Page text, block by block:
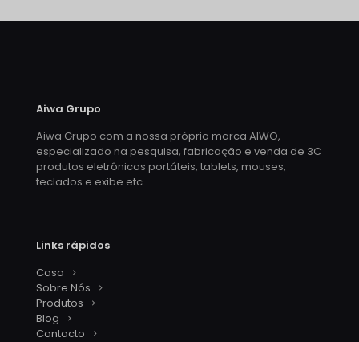
Aiwa Grupo
Aiwa Grupo com a nossa própria marca AIWO,
especializado na pesquisa, fabricação e venda de 3C
produtos eletrônicos portáteis, tablets, mouses,
teclados e exibe etc.
Links rápidos
Casa
Sobre Nós
Produtos
Blog
Contacto